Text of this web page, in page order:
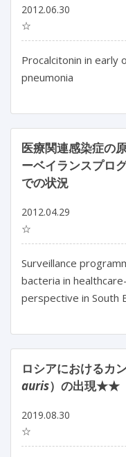
2012.06.30
☆
Procalcitonin in
pneumonia
医療関連感染症の
ーベイランスプロ
での状況
2012.04.29
☆
Surveillance
bacteria in
perspective in South
ロシアにおけるカ
auris）の出現★★
2019.08.30
☆